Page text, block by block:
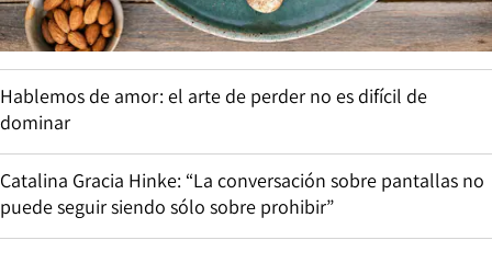
Hablemos de amor: el arte de perder no es difícil de
dominar
Catalina Gracia Hinke: “La conversación sobre pantallas no
puede seguir siendo sólo sobre prohibir”